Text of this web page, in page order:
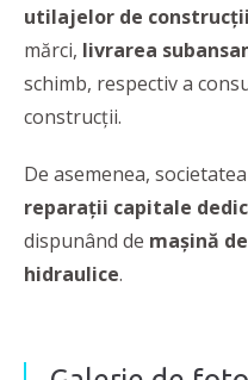
utilajelor de construcții
mărci, livrarea
schimb, respectiv a
construcții.
De asemenea,
reparații capitale
dispunând de mașină
hidraulice.